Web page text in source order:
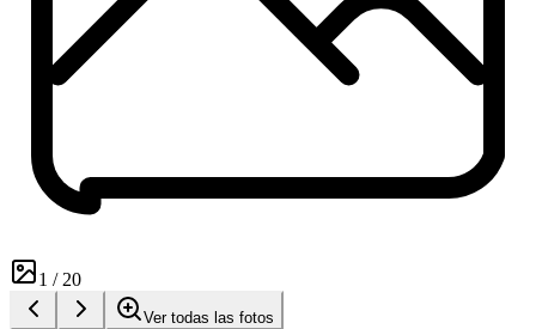
1 /20
Ver todas las fotos